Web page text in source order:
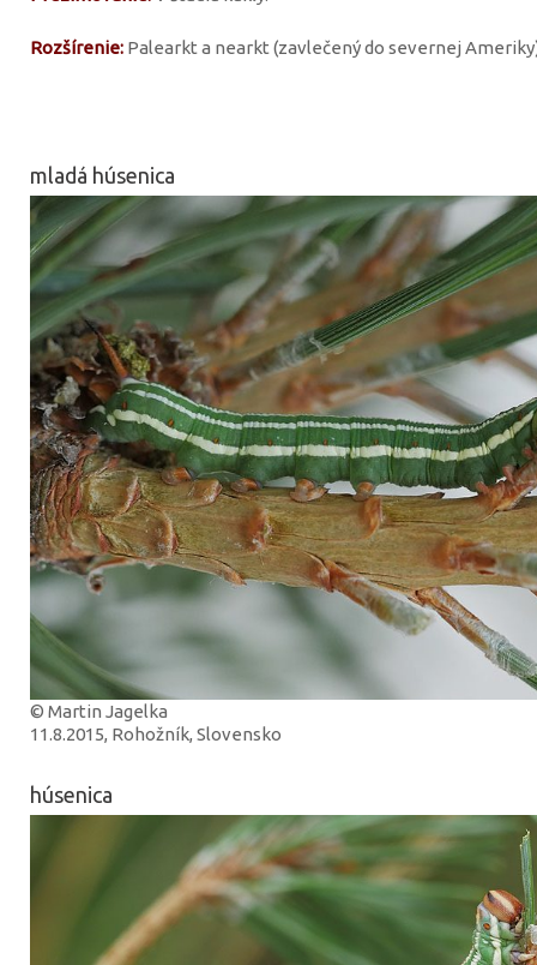
Rozšírenie: Palearkt a nearkt (zavlečený do severnej
mladá húsenica
© Martin Jagelka
11.8.2015, Rohožník, Slovensko
húsenica